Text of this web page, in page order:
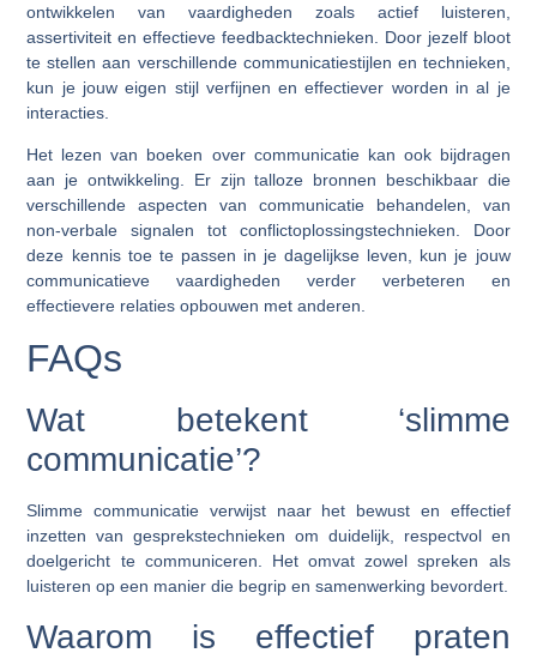
ontwikkelen van vaardigheden zoals actief luisteren,
assertiviteit en effectieve feedbacktechnieken. Door jezelf bloot
te stellen aan verschillende communicatiestijlen en technieken,
kun je jouw eigen stijl verfijnen en effectiever worden in al je
interacties.
Het lezen van boeken over communicatie kan ook bijdragen
aan je ontwikkeling. Er zijn talloze bronnen beschikbaar die
verschillende aspecten van communicatie behandelen, van
non-verbale signalen tot conflictoplossingstechnieken. Door
deze kennis toe te passen in je dagelijkse leven, kun je jouw
communicatieve vaardigheden verder verbeteren en
effectievere relaties opbouwen met anderen.
FAQs
Wat betekent ‘slimme
communicatie’?
Slimme communicatie verwijst naar het bewust en effectief
inzetten van gesprekstechnieken om duidelijk, respectvol en
doelgericht te communiceren. Het omvat zowel spreken als
luisteren op een manier die begrip en samenwerking bevordert.
Waarom is effectief praten